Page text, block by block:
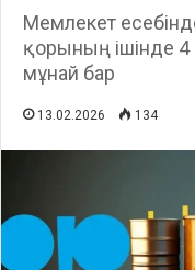
Мемлекет
қорының ішінде
мұнай бар
13.02.2026 134